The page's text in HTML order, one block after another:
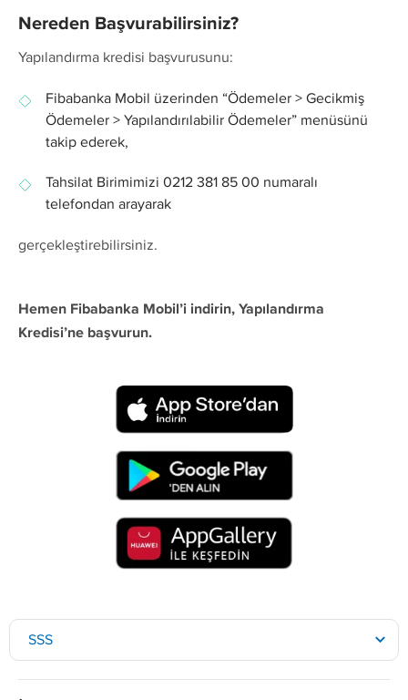
Nereden Başvurabilirsiniz?
Yapılandırma kredisi başvurusunu:
Fibabanka Mobil üzerinden “Ödemeler > Gecikmiş
Ödemeler > Yapılandırılabilir Ödemeler” menüsünü
takip ederek,
Tahsilat Birimimizi 0212 381 85 00 numaralı
telefondan arayarak
gerçekleştirebilirsiniz.
Hemen Fibabanka Mobil’i indirin, Yapılandırma
Kredisi’ne başvurun.
SSS